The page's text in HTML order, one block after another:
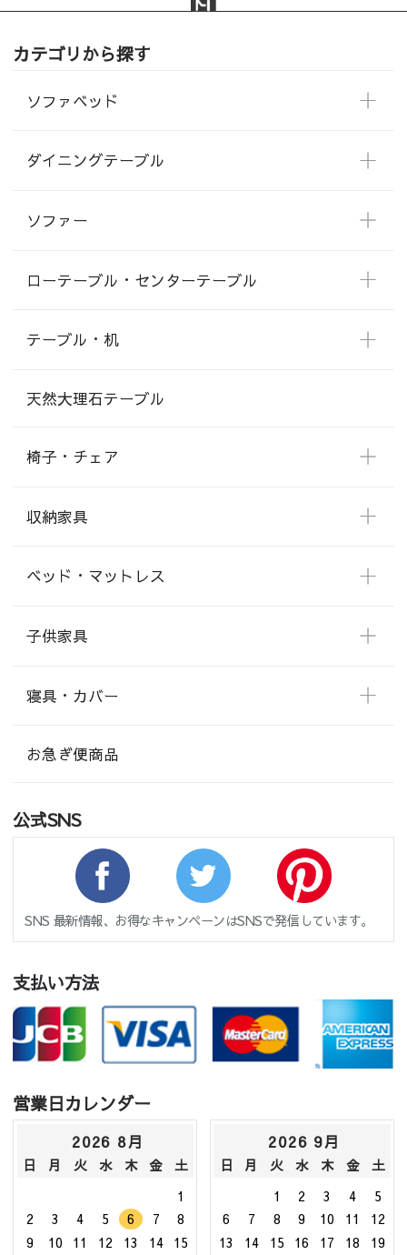
カテゴリから探す
ソファベッド
ダイニングテーブル
ソファー
ローテーブル・センターテーブル
テーブル・机
天然大理石テーブル
椅子・チェア
収納家具
ベッド・マットレス
子供家具
寝具・カバー
お急ぎ便商品
公式SNS
SNS 最新情報、お得なキャンペーンはSNSで発信しています。
支払い方法
営業日カレンダー
2026 8月
日 月 火 水 木 金
土
1
2
3 4 5 6 7
8
9
10 11 12 13 14
15
2026 9月
日 月 火 水 木 金
土
1
2 3 4
5
6
7 8 9 10 11
12
13
14 15 16 17 18
19